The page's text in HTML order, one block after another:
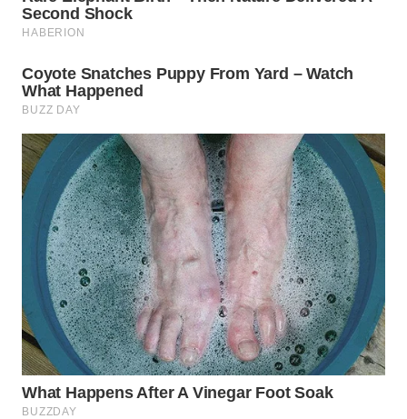
PAKPAK
KARAWANG
BEKASI
WN
BOGOR
WN
DEPOK
WN
TAPANULI
UTARA
WN